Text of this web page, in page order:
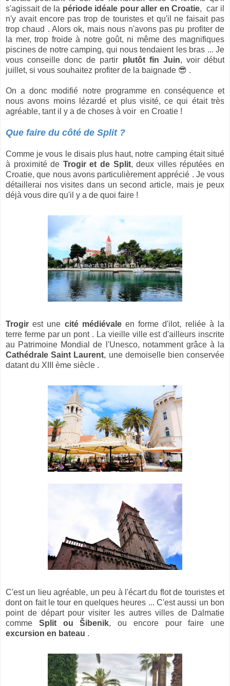
s'agissait de la période idéale pour aller en Croatie, car il
n'y avait encore pas trop de touristes et qu'il ne faisait pas
trop chaud . Alors ok, mais nous n'avons pas pu profiter de
la mer, trop froide à notre goût, ni même des magnifiques
piscines de notre camping, qui nous tendaient les bras ... Je
vous conseille donc de partir plutôt fin Juin, voir début
juillet, si vous souhaitez profiter de la baignade 😎 .
On a donc modifié notre programme en conséquence et
nous avons moins lézardé et plus visité, ce qui était très
agréable, tant il y a de choses à voir en Croatie !
Que faire du côté de Split ?
Comme je vous le disais plus haut, notre camping était situé
à proximité de Trogir et de Split, deux villes réputées en
Croatie, que nous avons particulièrement apprécié . Je vous
détaillerai nos visites dans un second article, mais je peux
déjà vous dire qu'il y a de quoi faire !
Trogirest une cité médiévaleen forme d'ilot, reliée à la
terre ferme par un pont . La vieille ville est d'ailleurs inscrite
au Patrimoine Mondial de l'Unesco, notamment grâce à la
Cathédrale Saint Laurent, une demoiselle bien conservée
datant du XIII ème siècle .
C'est un lieu agréable, un peu à l'écart du flot de touristes et
dont on fait le tour en quelques heures ... C'est aussi un bon
point de départ pour visiter les autres villes de Dalmatie
comme Split ou Šibenik, ou encore pour faire une
excursion en bateau .